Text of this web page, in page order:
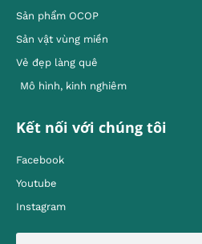
Sản phẩm OCOP
Sản vật vùng miền
Vẻ đẹp làng quê
Mô hình, kinh nghiêm
Kết nối với chúng tôi
Facebook
Youtube
Instagram